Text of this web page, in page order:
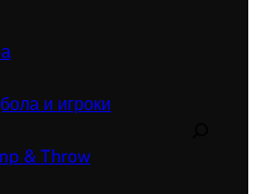
и игроки
& Throw